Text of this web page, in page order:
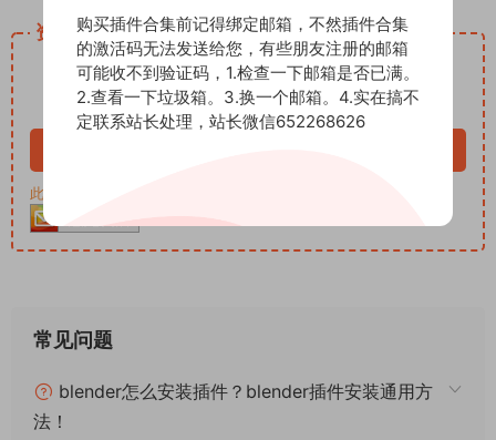
资源下载
下载价格 12积分
VIP免费
此资源购买后30天内可下载。客服QQ：652268626
常见问题
blender怎么安装插件？blender插件安装通用方
法！
购买插件合集前记得绑定邮箱，不然插件合集
的激活码无法发送给您，有些朋友注册的邮箱
可能收不到验证码，1.检查一下邮箱是否已满。
2.查看一下垃圾箱。3.换一个邮箱。4.实在搞不
定联系站长处理，站长微信652268626